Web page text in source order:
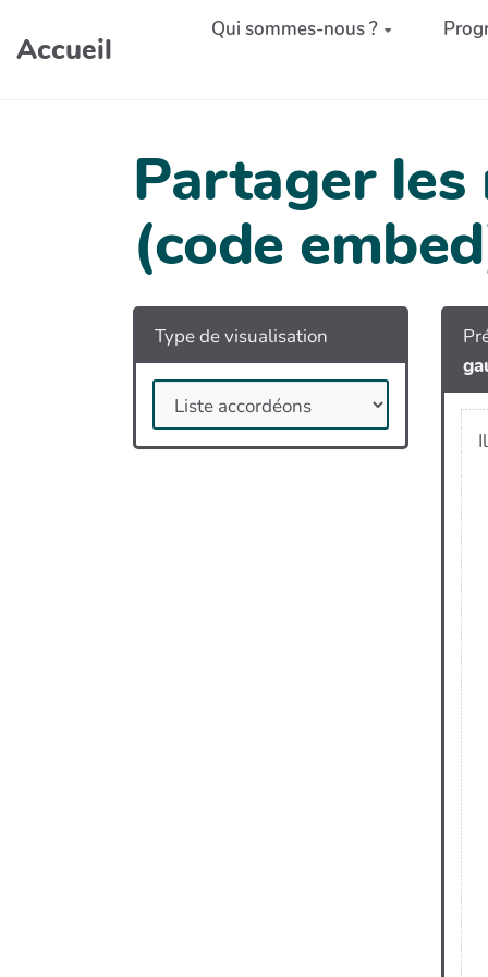
Aller au contenu principal
Accueil
Qui sommes-nous ?
Partager
(code
Type de visualisation